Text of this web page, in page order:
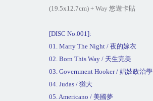
(19.5x12.7cm) + Way 悠遊卡貼
[DISC No.001]:
01. Marry The Night / 夜的嫁衣
02. Born This Way / 天生完美
03. Government Hooker / 娼妓政治學
04. Judas / 猶大
05. Americano / 美國夢